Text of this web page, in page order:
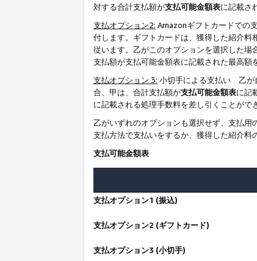
対する合計支払額が支払可能金額表に記載さ
支払オプション2: Amazonギフトカードでの
付します。ギフトカードは、獲得した紹介
従います。乙がこのオプションを選択した場
支払額が支払可能金額表に記載された最高額
支払オプション 3: 小切手による支払い 乙が
合、甲は、合計支払額が支払可能金額表に記
に記載される処理手数料を差し引くことがで
乙がいずれのオプションも選択せず、支払
支払方法で支払いをするか、獲得した紹介料
支払可能金額表
支払オプション1 (振込)
支払オプション2 (ギフトカード)
支払オプション3 (小切手)